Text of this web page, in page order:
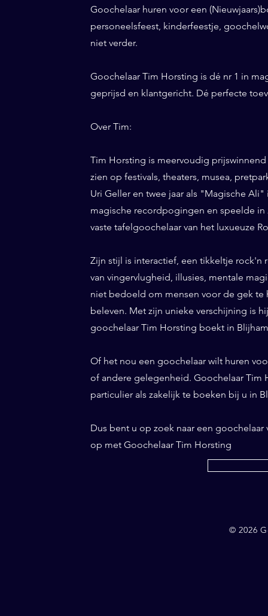
Goochelaar huren voor een
personeelsfeest, kinderfeestje,
niet verder.
Goochelaar Tim Horsting is dé nr 1 in
geprijsd en klantgericht. Dé perfecte
Over Tim:
Tim Horsting is meervoudig
zien op festivals, theaters, musea,
Uri Geller en twee jaar als "Magische
magische recordpogingen en speelde in
vaste tafelgoochelaar van het luxueuze
Zijn stijl is interactief, een tikkeltje rock'n
van vingervlugheid, illusies, mentale
niet bedoeld om mensen voor de gek te
beleven. Met zijn unieke verschijning is
goochelaar Tim Horsting boekt in
Of het nou een goochelaar wilt huren
of andere gelegenheid. Goochelaar Tim
particulier als zakelijk te boeken bij u in
Dus bent u op zoek naar een
op met Goochelaar Tim Horsting
© 2026